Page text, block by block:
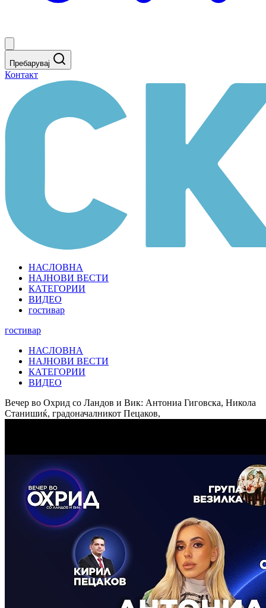
Пребарувај
Контакт
НАСЛОВНА
НАЈНОВИ ВЕСТИ
КАТЕГОРИИ
ВИДЕО
гостивар
гостивар
НАСЛОВНА
НАЈНОВИ ВЕСТИ
КАТЕГОРИИ
ВИДЕО
Вечер во Охрид со Ландов и Вик: Антониа Гиговска, Никола
Станишиќ, градоначалникот Пецаков,